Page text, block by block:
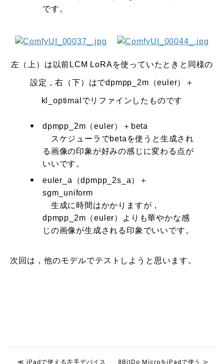
です。
左（上）は以前LCM LoRAを使っていたときと同様の
設定，右（下）はでdpmpp_2m（euler）＋
kl_optimalでリファインしたものです
dpmpp_2m（euler）＋beta
スケジューラでbetaを使うと生成され
る画像の印象が好みの感じに変わる点が
いいです。
euler_a（dpmpp_2s_a）＋
sgm_uniform
生成に時間はかかりますが，
dpmpp_2m（euler）よりも華やかな感
じの画像が生成される印象でいいです。
次回は，他のモデルでテストしようと思います。
≪ iPadで使える左手デバイス 8BitDo MicroをiPadで使う ≫